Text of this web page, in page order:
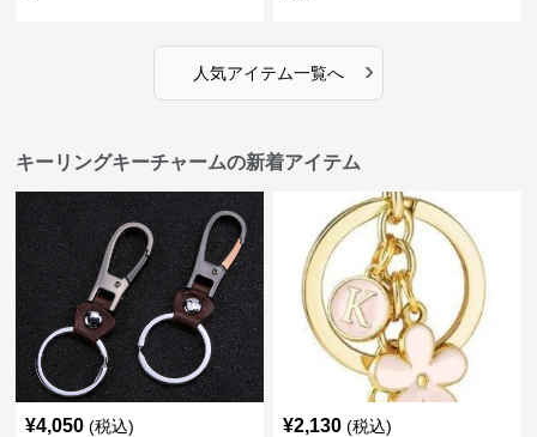
人気アイテム一覧へ ›
キーリングキーチャームの新着アイテム
¥4,050 (税込) ¥2,130 (税込)